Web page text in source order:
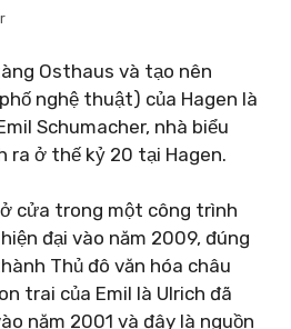
Osthaus và tạo nên
nghệ thuật) của Hagen là
Schumacher, nhà biểu
ra ở thế kỷ 20 tại Hagen.
cửa trong một công trình
đại vào năm 2009, đúng
Thủ đô văn hóa châu
trai của Emil là Ulrich đã
năm 2001 và đây là nguồn